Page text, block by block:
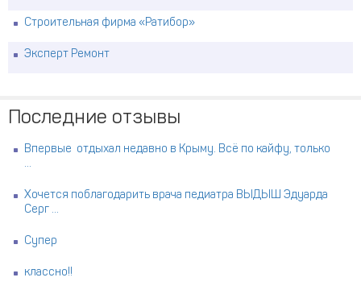
Строительная фирма «Ратибор»
Эксперт Ремонт
Последние отзывы
Впервые отдыхал недавно в Крыму. Всё по кайфу, только
...
Хочется поблагодарить врача педиатра ВЫДЫШ Эдуарда
Серг ...
Супер
классно!!